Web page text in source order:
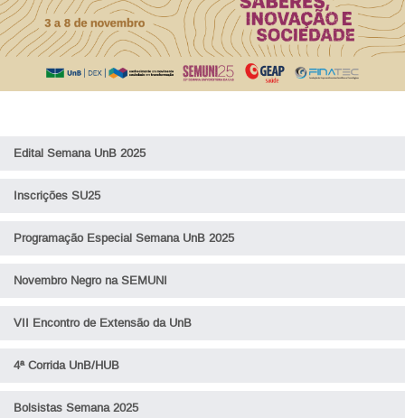
Edital Semana UnB 2025
Inscrições SU25
Programação Especial Semana UnB 2025
Novembro Negro na SEMUNI
VII Encontro de Extensão da UnB
4ª Corrida UnB/HUB
Bolsistas Semana 2025